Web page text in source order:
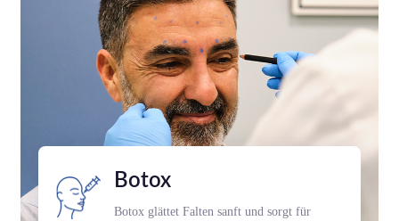
Botox
Botox glättet Falten sanft und sorgt für